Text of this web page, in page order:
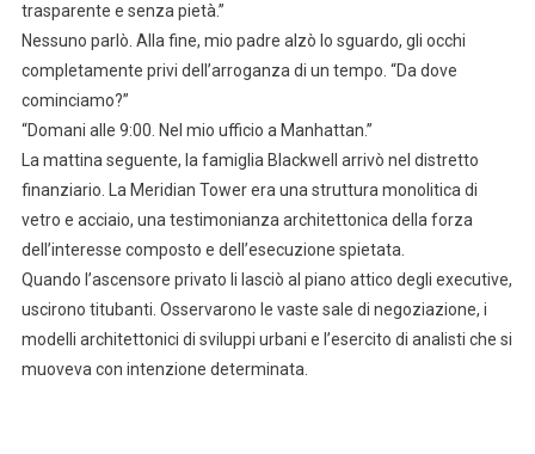
trasparente e senza pietà.”
Nessuno parlò. Alla fine, mio padre alzò lo sguardo, gli occhi
completamente privi dell’arroganza di un tempo. “Da dove
cominciamo?”
“Domani alle 9:00. Nel mio ufficio a Manhattan.”
La mattina seguente, la famiglia Blackwell arrivò nel distretto
finanziario. La Meridian Tower era una struttura monolitica di
vetro e acciaio, una testimonianza architettonica della forza
dell’interesse composto e dell’esecuzione spietata.
Quando l’ascensore privato li lasciò al piano attico degli executive,
uscirono titubanti. Osservarono le vaste sale di negoziazione, i
modelli architettonici di sviluppi urbani e l’esercito di analisti che si
muoveva con intenzione determinata.